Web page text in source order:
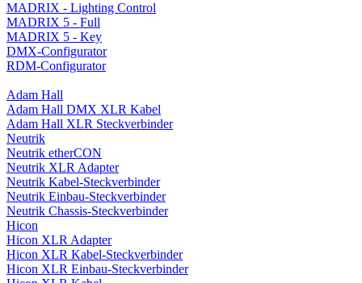
MADRIX - Lighting Control
MADRIX 5 - Full
MADRIX 5 - Key
DMX-Configurator
RDM-Configurator
Adam Hall
Adam Hall DMX XLR Kabel
Adam Hall XLR Steckverbinder
Neutrik
Neutrik etherCON
Neutrik XLR Adapter
Neutrik Kabel-Steckverbinder
Neutrik Einbau-Steckverbinder
Neutrik Chassis-Steckverbinder
Hicon
Hicon XLR Adapter
Hicon XLR Kabel-Steckverbinder
Hicon XLR Einbau-Steckverbinder